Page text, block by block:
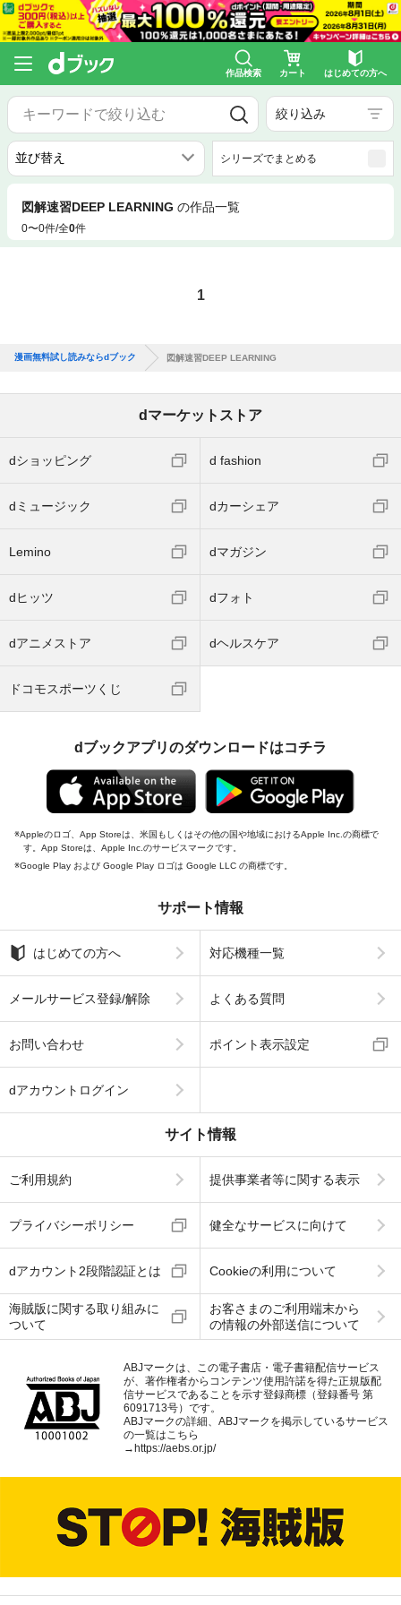
作品検索 カート はじめての方へ
絞り込み
シリーズでまとめる
図解速習DEEP LEARNING の作品一覧
0〜0件/全0件
1
漫画無料試し読みならdブック 図解速習DEEP LEARNING
dマーケットストア
dショッピング d fashion
dミュージック dカーシェア
Lemino dマガジン
dヒッツ dフォト
dアニメストア dヘルスケア
ドコモスポーツくじ
dブックアプリのダウンロードはコチラ
Appleのロゴ、App Storeは、米国もしくはその他の国や地域におけるApple Inc.の商標で
す。App Storeは、Apple Inc.のサービスマークです。
Google Play および Google Play ロゴは Google LLC の商標です。
サポート情報
はじめての方へ 対応機種一覧
メールサービス登録/解除 よくある質問
お問い合わせ ポイント表示設定
dアカウントログイン
サイト情報
ご利用規約 提供事業者等に関する表示
プライバシーポリシー 健全なサービスに向けて
dアカウント2段階認証とは Cookieの利用について
海賊版に関する取り組みに
ついて
お客さまのご利用端末から
の情報の外部送信について
ABJマークは、この電子書店・電子書籍配信サービス
が、著作権者からコンテンツ使用許諾を得た正規版配
信サービスであることを示す登録商標（登録番号 第
6091713号）です。
ABJマークの詳細、ABJマークを掲示しているサービス
の一覧はこちら
→https://aebs.or.jp/